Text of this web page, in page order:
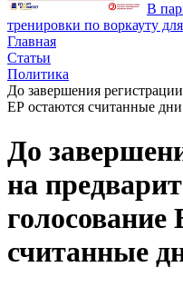
В
тренировки по воркауту
Главная
Статьи
Политика
До завершения
ЕР остаются считанные дни
До
на
голосование
считанные